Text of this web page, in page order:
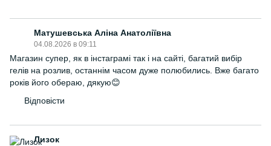
Матушевська Аліна Анатоліївна
04.08.2026 в 09:11
Магазин супер, як в інстаграмі так і на сайті, багатий вибір
гелів на розлив, останнім часом дуже полюбились. Вже багато
років його обераю, дякую😊
Відповісти
Лизок